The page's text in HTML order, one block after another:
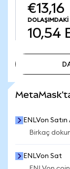
€13,16
DOLAŞIMDAKI
10,54
ENLVon Satın
Birkaç
ENLVon Sat